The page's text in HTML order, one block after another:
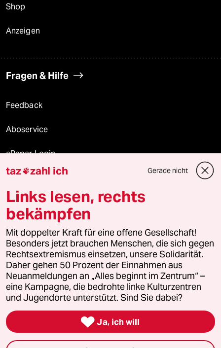
Shop
Anzeigen
Fragen & Hilfe
Feedback
Aboservice
ePaper Login
Downloads für Abonnierende
© 2026 taz Verlags und Vertriebs GmbH
Alle Rechte vorbehalten. Bei rechtlichen Fragen oder für Genehmigungen
wenden Sie sich bitte an lizenzen@taz.de
Feedback Redaktionsstatut Kommune-Richtlinien
Leitlinie Informant Datenschutz Impressum AGB
Seitenwende Einwilligungen widerrufen (Ads)
taz zahl ich Gerade nicht
Links lesen, rechts
bekämpfen
Mit doppelter Kraft für eine offene Gesellschaft!
Besonders jetzt brauchen Menschen, die sich gegen
Rechtsextremismus einsetzen, unsere Solidarität.
Daher gehen 50 Prozent der Einnahmen aus
Neuanmeldungen an „Alles beginnt im Zentrum“ –
eine Kampagne, die bedrohte linke Kulturzentren
und Jugendorte unterstützt. Sind Sie dabei?
 Ja, ich will